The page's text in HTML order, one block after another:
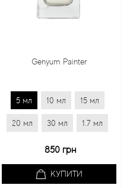
Genyum Painter
5 мл 10 мл 15 мл
20 мл 30 мл 1.7 мл
850 грн
КУПИТИ